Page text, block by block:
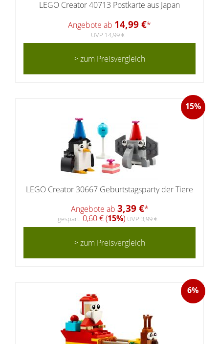
LEGO Creator 40713 Postkarte aus Japan
Angebote ab 14,99 €*
UVP 14,99 €
> zum Preisvergleich
15%
LEGO Creator 30667 Geburtstagsparty der Tiere
Angebote ab 3,39 €*
gespart: 0,60 € (15%) UVP 3,99 €
> zum Preisvergleich
6%